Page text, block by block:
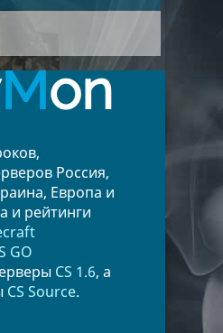
Mon
Россия,
Европа и
и рейтинги
GO
CS 1.6, а
CS Source.